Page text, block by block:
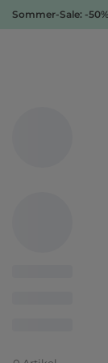
Sommer-Sale: -